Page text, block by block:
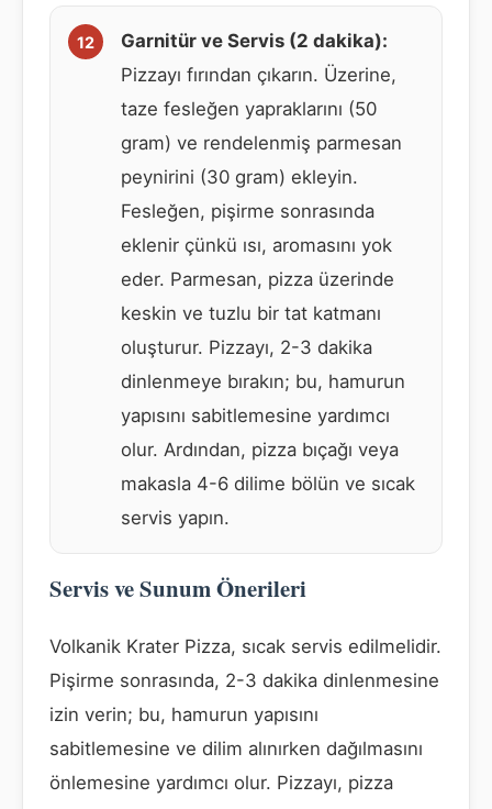
Garnitür ve Servis (2 dakika):
Pizzayı fırından çıkarın. Üzerine,
taze fesleğen yapraklarını (50
gram) ve rendelenmiş parmesan
peynirini (30 gram) ekleyin.
Fesleğen, pişirme sonrasında
eklenir çünkü ısı, aromasını yok
eder. Parmesan, pizza üzerinde
keskin ve tuzlu bir tat katmanı
oluşturur. Pizzayı, 2-3 dakika
dinlenmeye bırakın; bu, hamurun
yapısını sabitlemesine yardımcı
olur. Ardından, pizza bıçağı veya
makasla 4-6 dilime bölün ve sıcak
servis yapın.
Servis ve Sunum Önerileri
Volkanik Krater Pizza, sıcak servis edilmelidir.
Pişirme sonrasında, 2-3 dakika dinlenmesine
izin verin; bu, hamurun yapısını
sabitlemesine ve dilim alınırken dağılmasını
önlemesine yardımcı olur. Pizzayı, pizza